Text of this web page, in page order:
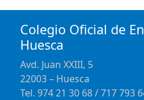
Colegio Oficial de
Huesca
Avd. Juan XXIII, 5
22003 – Huesca
Tel. 974 21 30 68 / 717 793